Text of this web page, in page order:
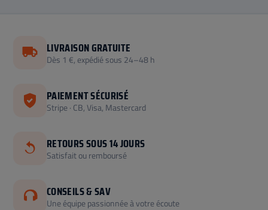
LIVRAISON GRATUITE
Dès 1 €, expédié sous 24–48 h
PAIEMENT SÉCURISÉ
Stripe · CB, Visa, Mastercard
RETOURS SOUS 14 JOURS
Satisfait ou remboursé
CONSEILS & SAV
Une équipe passionnée à votre écoute